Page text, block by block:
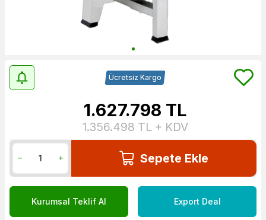
Ücretsiz Kargo
1.627.798 TL
1.356.498 TL + KDV
Sepete Ekle
Kurumsal Teklif Al Export Deal